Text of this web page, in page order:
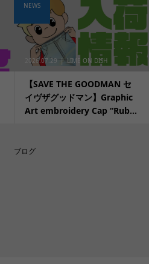
2026.07.29 LIME ON DISH
【SAVE THE GOODMAN セ
イヴザグッドマン】Graphic
Art embroidery Cap “Rub...
NEWS
ブログ